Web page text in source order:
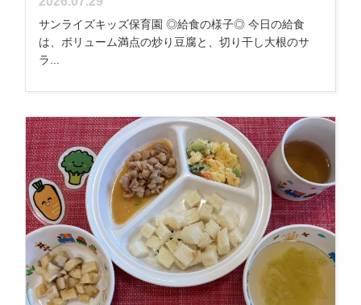
サンライズキッズ保育園 ◎給食の様子◎ 今日の給食
は、ボリューム満点の炒り豆腐と、切り干し大根のサ
ラ...